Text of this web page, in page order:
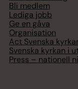
Bli medlem
Lediga jobb
Ge en gåva
Organisation
Act Svenska
Svenska kyrkan i
Press – nationell